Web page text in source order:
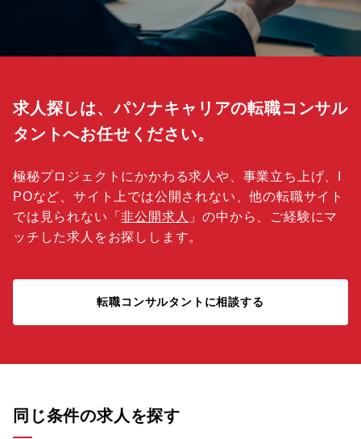
求人探しは、パソナキャリアの転職コンサル
タントへお任せください。
極秘プロジェクトにかかわる求人や、事業立ち上げ、I
POなど、サイト上では公開されない、他の転職サイト
では見られない「非公開求人 」の中から、ご経験にマ
ッチした求人をお探しします。
転職コンサルタントに相談する
同じ条件の求人を探す